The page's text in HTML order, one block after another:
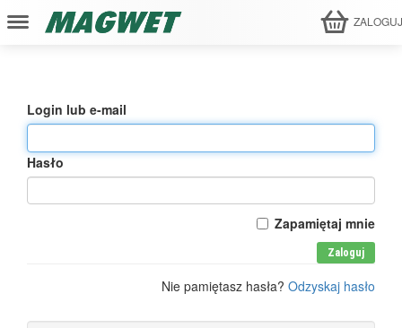
Login lub e-mail
Hasło
Zapamiętaj mnie
Zaloguj
Nie pamiętasz hasła? Odzyskaj hasło